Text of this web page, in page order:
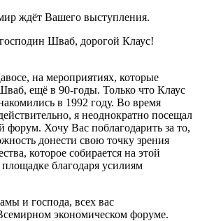
ждёт Вашего выступления.
Шваб, дорогой Клаус!
на мероприятиях, которые
ещё в 90-годы. Только что Клаус
в 1992 году. Во время
я неоднократно посещал
форум. Хочу Вас поблагодарить за то,
донести свою точку зрения
которое собирается на этой
благодаря усилиям
и господа, всех вас
экономическом форуме.